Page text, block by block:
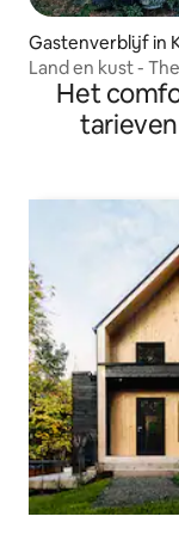
Gastenverblijf in
Land en kust -
Het